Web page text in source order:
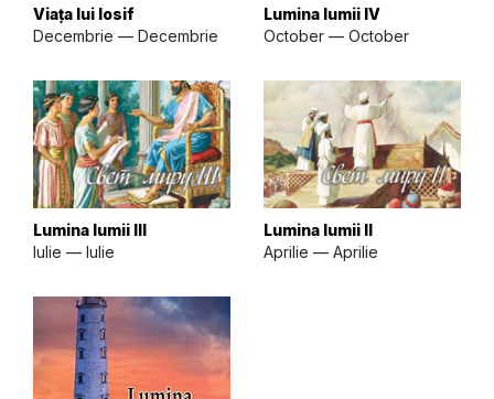
Viața lui Iosif
Decembrie — Decembrie
Lumina lumii IV
October — October
Lumina lumii III
Iulie — Iulie
Lumina lumii II
Aprilie — Aprilie